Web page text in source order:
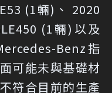
(1輛)、 2020
(1輛)以及
Benz指
可能未與基礎材
符合目前的生產